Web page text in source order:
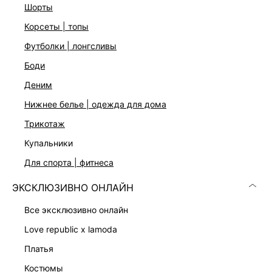
шорты
корсеты | топы
футболки | лонгсливы
боди
деним
нижнее белье | одежда для дома
трикотаж
купальники
для спорта | фитнеса
ЭКСКЛЮЗИВНО ОНЛАЙН
все эксклюзивно онлайн
love republic x lamoda
платья
костюмы
ДОСТАВКА И ВОЗВРАТ
Скачать